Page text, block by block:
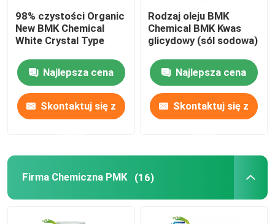
98% czystości Organic
New BMK Chemical
White Crystal Type
Najlepsza cena
Skontaktuj się z
Rodzaj oleju BMK
Chemical BMK Kwas
glicydowy (sól sodowa)
Najlepsza cena
Skontaktuj się z
Firma Chemiczna PMK (16)